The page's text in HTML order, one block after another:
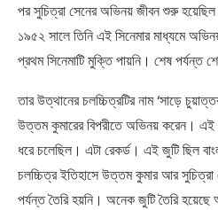
পর সুচিত্রা সেনের অভিনয় জীবন শুরু হয়েছিল
১৯৫২ সালে তিনি এই সিনেমার মাধ্যমে
প্রথম সিনেমাটি মুক্তি পায়নি। শেষ পর্যন্ত
তার উত্থানের চলচ্চিত্রটির নাম ‘সাড়ে
উত্তম কুমারের বিপরীতে অভিনয় করেন। এই
ধরে চলেছিল। এটা রেকর্ড। এই জুটি ছিল
চলচ্চিত্র ইতিহাসে উত্তম কুমার আর
পর্যন্ত তৈরি হয়নি। অনেক জুটি তৈরি